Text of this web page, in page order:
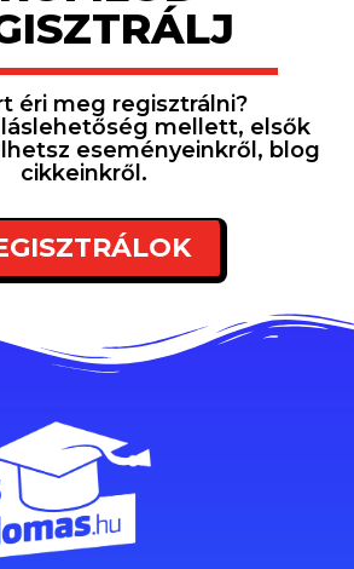
éri meg regisztrálni?
mellett, elsők
eseményeinkről, blog
cikkeinkről.